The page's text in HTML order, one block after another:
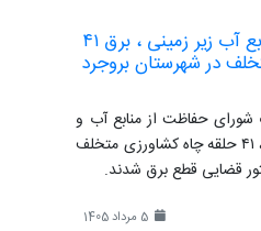
با هدف صیانت از منابع آب زیر زمینی ، برق ۴١
در شهرستان بروجرد
شورای حفاظت از منابع آب و
طرح احیا و تعادل بخشی، ۴١ حلقه چاه کشاورزی متخلف
قضایی قطع برق شدند.